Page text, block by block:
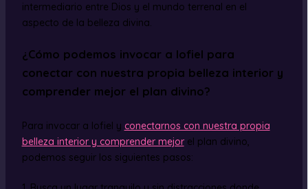
intermediario entre Dios y el mundo terrenal en el
aspecto de la belleza divina.
¿Cómo podemos invocar a Iofiel para
conectar con nuestra propia belleza interior y
comprender mejor el plan divino?
Para invocar a Iofiel y conectarnos con nuestra propia
belleza interior y comprender mejorel plan divino,
podemos seguir los siguientes pasos: